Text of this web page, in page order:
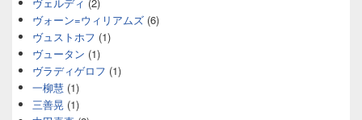
ヴォーン=ウィリアムズ (6)
ヴュストホフ (1)
ヴュータン (1)
ヴラディゲロフ (1)
一柳慧 (1)
三善晃 (1)